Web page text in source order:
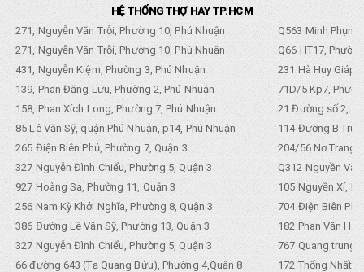
HỆ THỐNG THỢ HAY TP.HCM
271, Nguyễn Văn Trỗi, Phường 10, Phú Nhuận
Q563 Minh
271, Nguyễn Văn Trỗi, Phường 10, Phú Nhuận
Q66 HT17,
431, Nguyễn Kiệm, Phường 3, Phú Nhuận
231 Hà Huy Giáp,
139, Phan Đăng Lưu, Phường 2, Phú Nhuận
71D/5 Kp7,
158, Phan Xích Long, Phường 7, Phú Nhuận
21 Đường số 2,
85 Lê Văn Sỹ, quận Phú Nhuận, p14, Phú Nhuận
114 Đường B
265 Điện Biên Phủ, Phường 7, Quận 3
204/56 Nơ Trang
327 Nguyễn Đình Chiểu, Phường 5, Quận 3
Q312 Nguyền
927 Hoàng Sa, Phường 11, Quận 3
105 Nguyền Xí,
256 Nam Kỳ Khởi Nghĩa, Phường 8, Quận 3
704 Điện Biên
386 Đường Lê Văn Sỹ, Phường 13, Quận 3
182 Phan Văn
327 Nguyễn Đình Chiểu, Phường 5, Quận 3
767 Quang trung,
66 đường 643 (Tạ Quang Bửu), Phường 4,Quận 8
172 Thống Nhất.